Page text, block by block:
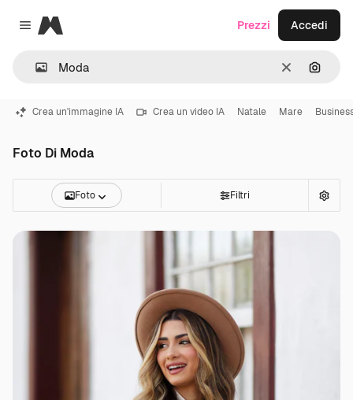
Close menu
Magnific
CancellaCerca
Prezzi Accedi
Crea un'immagine IA Crea un video IA Natale Mare
Foto Di Moda
Foto Filtri